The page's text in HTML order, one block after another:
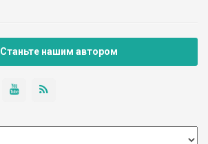
Станьте нашим автором